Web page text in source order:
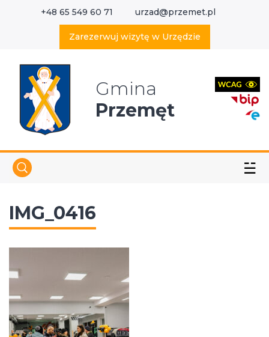
+48 65 549 60 71 urzad@przemet.pl
Zarezerwuj wizytę w Urzędzie
Gmina
Przemęt
☱
IMG_0416
Wyszukaj w serwisie